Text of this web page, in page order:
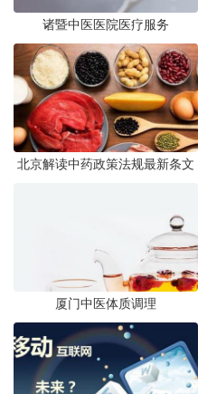
诸暨中医医院医疗服务
北京解读中药政策法规最新条文
厦门中医体质调理